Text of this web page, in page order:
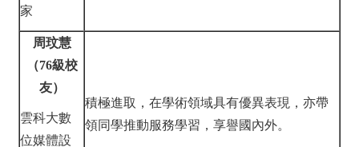
家
周玟慧
（76級校
友）
雲科大數
位媒體設
積極進取，在學術領域具有優異表現，亦帶
領同學推動服務學習，享譽國內外。